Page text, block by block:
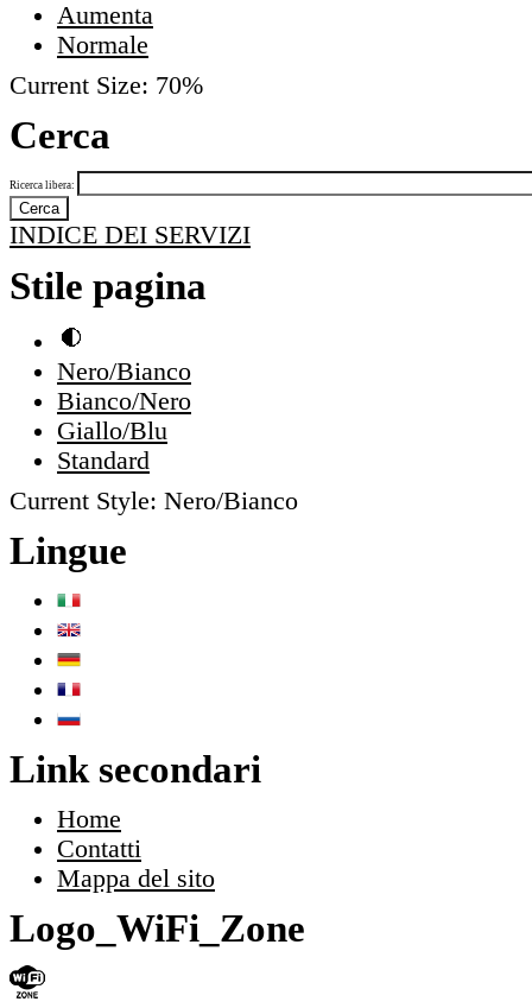
Aumenta
Normale
Current Size: 70%
Cerca
Ricerca libera:
INDICE DEI SERVIZI
Stile pagina
Nero/Bianco
Bianco/Nero
Giallo/Blu
Standard
Current Style: Nero/Bianco
Lingue
Link secondari
Home
Contatti
Mappa del sito
Logo_WiFi_Zone